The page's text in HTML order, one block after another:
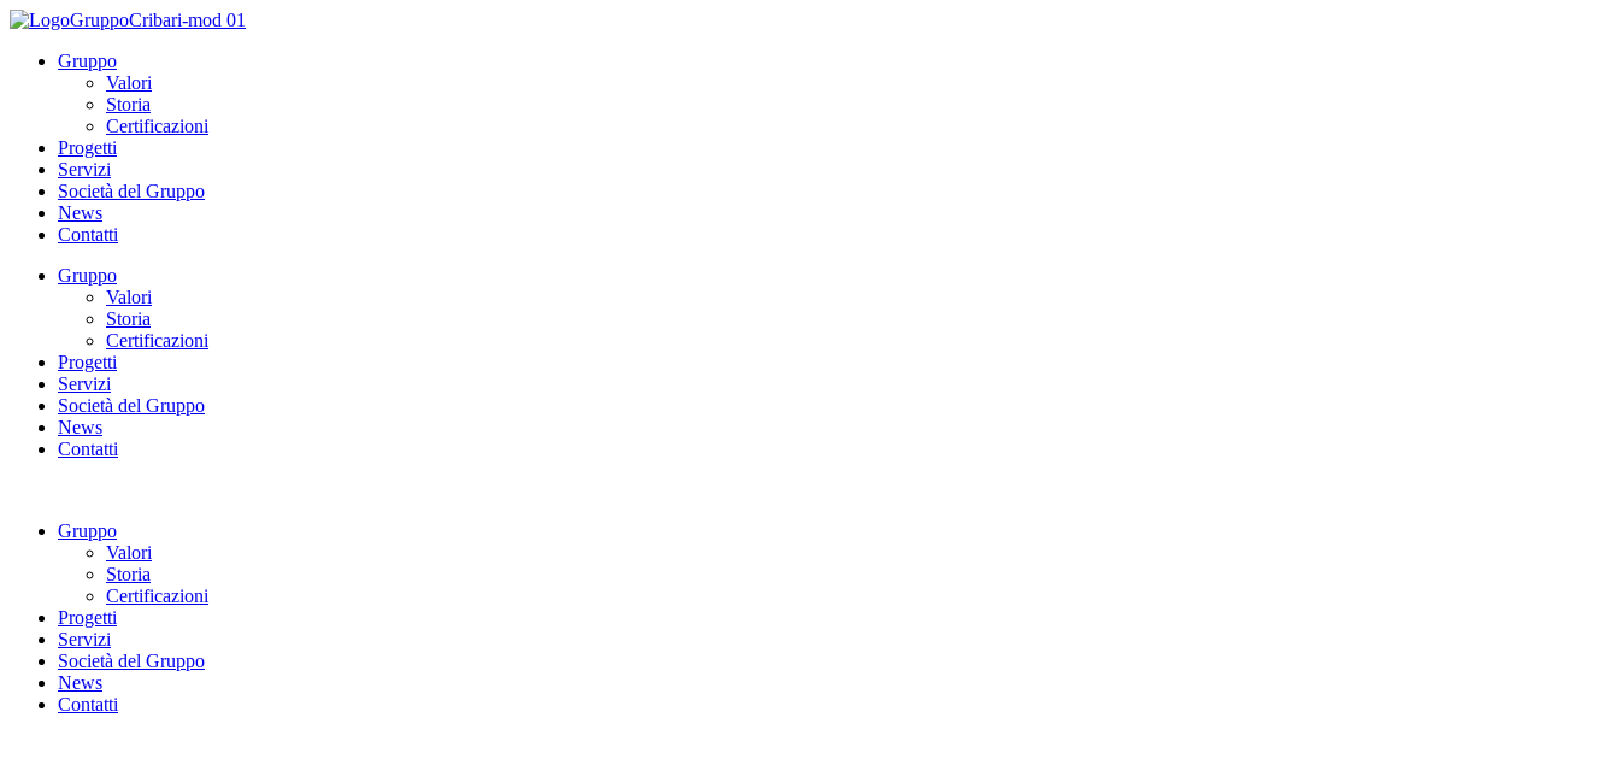
Gruppo
Valori
Storia
Certificazioni
Progetti
Servizi
Società del Gruppo
News
Contatti
Gruppo
Valori
Storia
Certificazioni
Progetti
Servizi
Società del Gruppo
News
Contatti
Gruppo
Valori
Storia
Certificazioni
Progetti
Servizi
Società del Gruppo
News
Contatti